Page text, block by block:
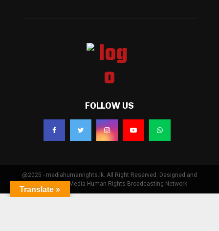
FOLLOW US
@2025 - mediahumanrights.lk. All Right Reserved. Designed and
Developed by Media Human Rights Broadcasting Network
Translate »